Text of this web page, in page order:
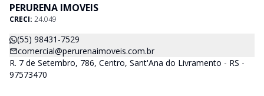
PERURENA IMOVEIS
CRECI: 24.049
(55) 98431-7529
comercial@perurenaimoveis.com.br
R. 7 de Setembro, 786, Centro, Sant'Ana do Livramento - RS -
97573470